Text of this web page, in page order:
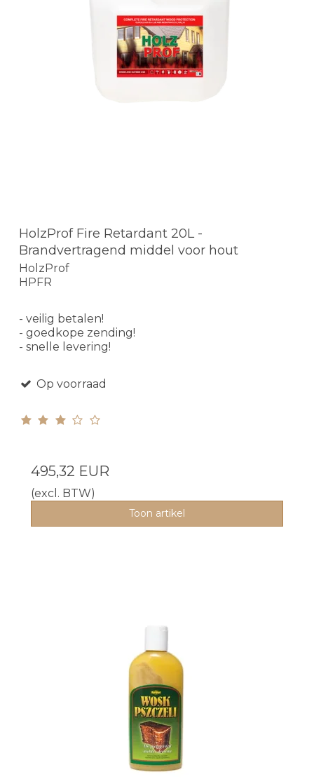
HolzProf Fire Retardant 20L -
Brandvertragend middel voor hout
HolzProf
HPFR
- veilig betalen!
- goedkope zending!
- snelle levering!
Op voorraad
495,32 EUR
(excl. BTW)
Toon artikel